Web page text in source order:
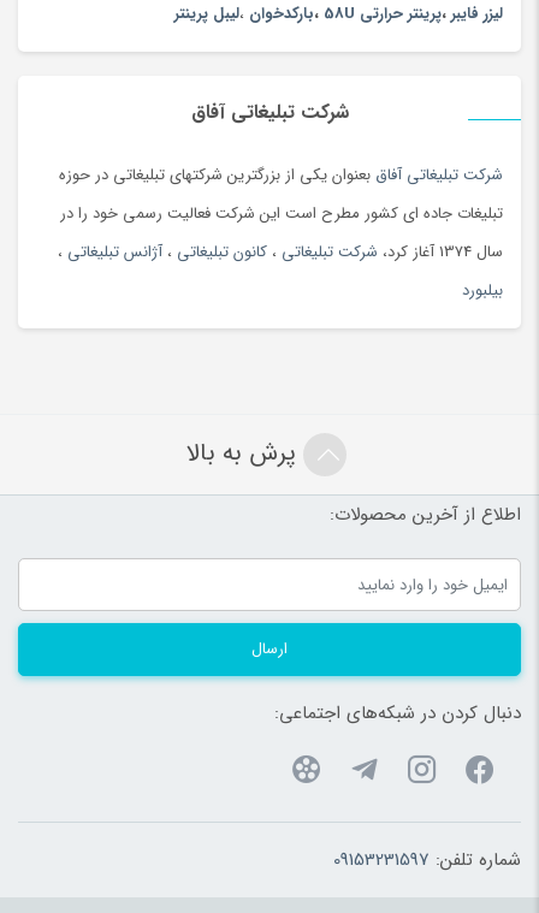
لیزر فایبر،پرینتر حرارتی 58U ،بارکدخوان ،لیبل پرینتر
شرکت تبلیغاتی آفاق
شرکت تبلیغاتی آفاق بعنوان یکی از بزرگترین شرکتهای تبلیغاتی در حوزه
تبلیغات جاده ای کشور مطرح است این شرکت فعالیت رسمی خود را در
سال 1374 آغاز کرد،
شرکت تبلیغاتی ، کانون تبلیغاتی ،آژانس تبلیغاتی ،
بیلبورد
پرش به بالا
اطلاع از آخرین محصولات:
ارسال
دنبال کردن در شبکه‌های اجتماعی:
شماره تلفن: 09153231597